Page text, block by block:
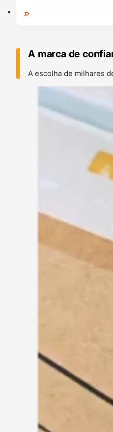
A marca de
A escolha de milhares